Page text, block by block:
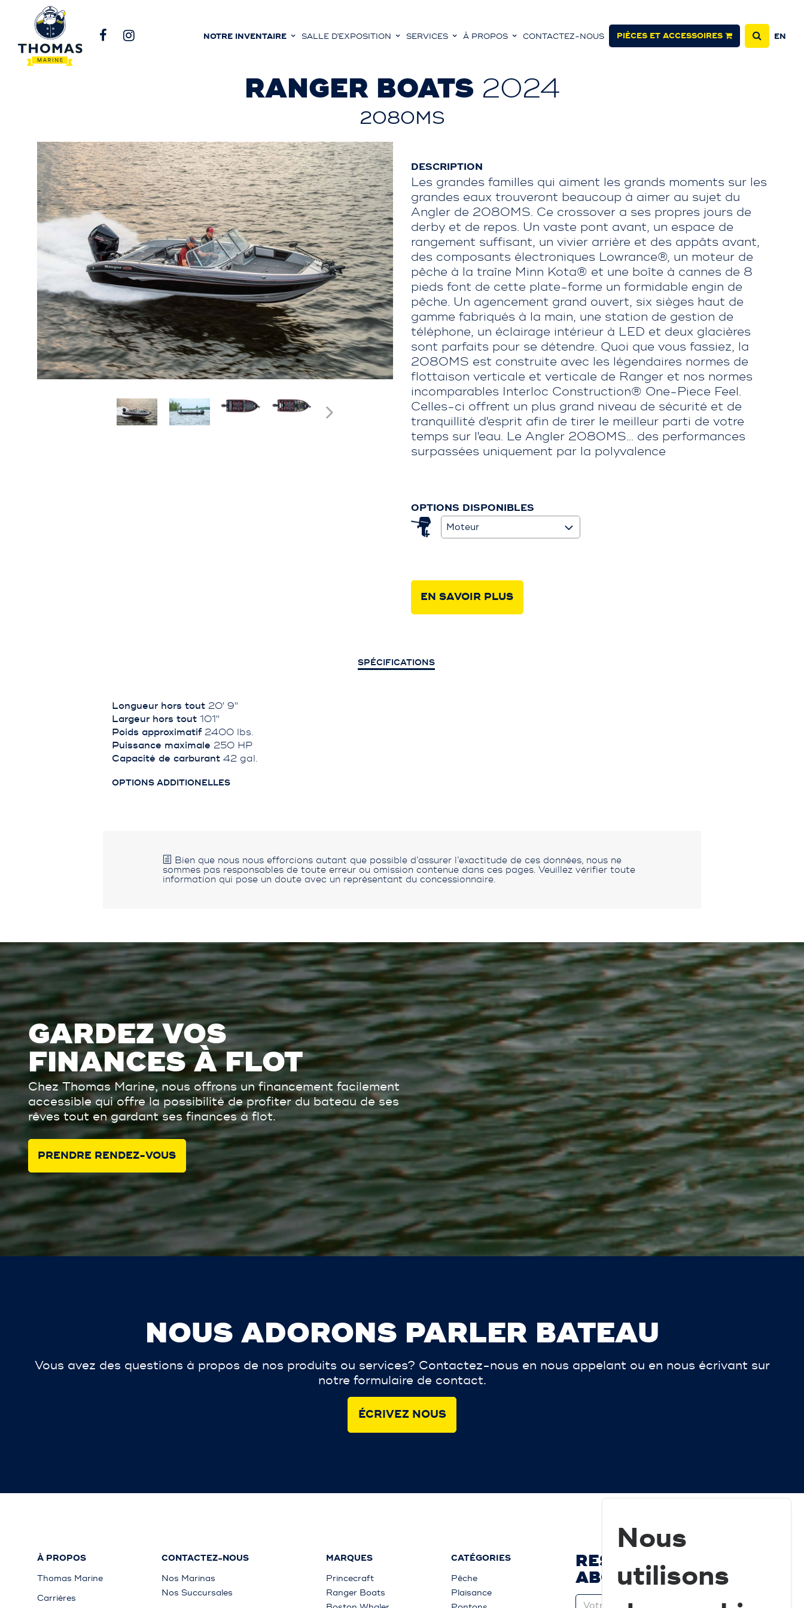
NOTRE INVENTAIRE SALLE D'EXPOSITION SERVICES À PROPOS CONTACTEZ-NOUS PIÈCES ET ACCESSOIRES EN
RANGER BOATS 2024
2080MS
DESCRIPTION
Les grandes familles qui aiment les grands moments sur les
grandes eaux trouveront beaucoup à aimer au sujet du
Angler de 2080MS. Ce crossover a ses propres jours de
derby et de repos. Un vaste pont avant, un espace de
rangement suffisant, un vivier arrière et des appâts avant,
des composants électroniques Lowrance®, un moteur de
pêche à la traîne Minn Kota® et une boîte à cannes de 8
pieds font de cette plate-forme un formidable engin de
pêche. Un agencement grand ouvert, six sièges haut de
gamme fabriqués à la main, une station de gestion de
téléphone, un éclairage intérieur à LED et deux glacières
sont parfaits pour se détendre. Quoi que vous fassiez, la
2080MS est construite avec les légendaires normes de
flottaison verticale et verticale de Ranger et nos normes
incomparables Interloc Construction® One-Piece Feel.
Celles-ci offrent un plus grand niveau de sécurité et de
tranquillité d'esprit afin de tirer le meilleur parti de votre
temps sur l'eau. Le Angler 2080MS… des performances
surpassées uniquement par la polyvalence
OPTIONS DISPONIBLES
Moteur
EN SAVOIR PLUS
SPÉCIFICATIONS
Longueur hors tout 20' 9''
Largeur hors tout 101''
Poids approximatif2400 lbs.
Puissance maximale 250 HP
Capacité de carburant 42 gal.
OPTIONS ADDITIONELLES
Bien que nous nous efforcions autant que possible d’assurer l’exactitude de ces données, nous ne
sommes pas responsables de toute erreur ou omission contenue dans ces pages. Veuillez vérifier toute
information qui pose un doute avec un représentant du concessionnaire.
GARDEZ VOS
FINANCES À FLOT
Chez Thomas Marine, nous offrons un financement facilement
accessible qui offre la possibilité de profiter du bateau de ses
rêves tout en gardant ses finances à flot.
PRENDRE RENDEZ-VOUS
NOUS ADORONS PARLER BATEAU
Vous avez des questions à propos de nos produits ou services? Contactez-nous en nous appelant ou en nous écrivant sur
notre formulaire de contact.
ÉCRIVEZ NOUS
À PROPOS
Thomas Marine
Carrières
CONTACTEZ-NOUS
Nos Marinas
Nos Succursales
MARQUES
Princecraft
Ranger Boats
CATÉGORIES
Pêche
Plaisance
RESTEZ À JOUR ET
ABONNEZ-VOUS
Nous
utilisons